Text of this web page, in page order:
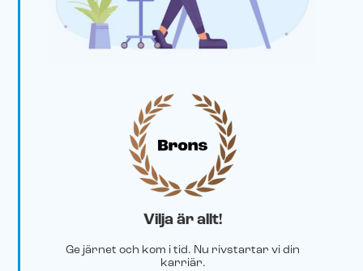
Vilja är allt!
Ge järnet och kom i tid. Nu rivstartar vi din
karriär.